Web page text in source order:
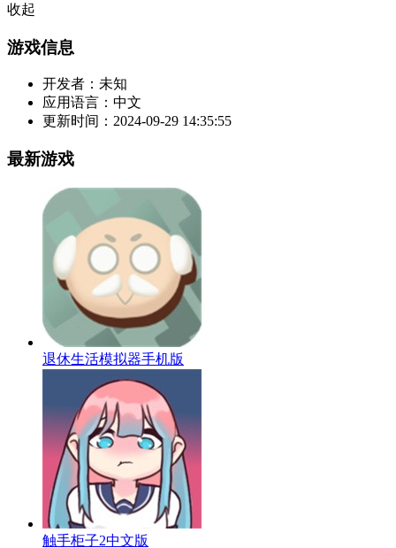
收起
游戏信息
开发者： 未知
应用语言： 中文
更新时间： 2024-09-29 14:35:55
最新游戏
退休生活模拟器手机版
触手柜子2中文版